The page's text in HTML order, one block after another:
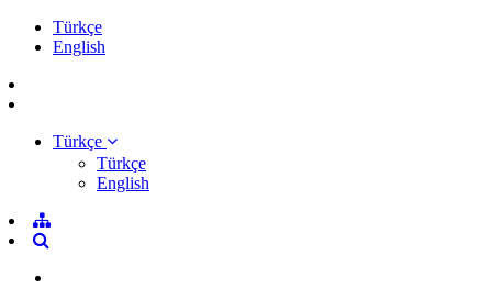
Türkçe
English
Türkçe
Türkçe
English